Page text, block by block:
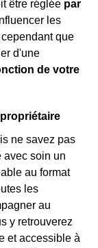
être réglée par
les
que
d'une
de votre
ne savez pas
avec soin un
au format
les
au
y retrouverez
et accessible à